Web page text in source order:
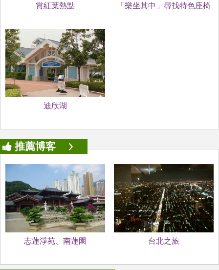
賞紅葉熱點 「樂坐其中」尋找特色座椅
迪欣湖
推薦博客
志蓮淨苑、南蓮園 台北之旅